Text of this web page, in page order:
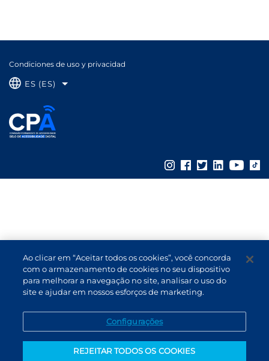
Condiciones de uso y privacidad
ES (ES)
Ao clicar em “Aceitar todos os cookies”, você concorda
com o armazenamento de cookies no seu dispositivo
para melhorar a navegação no site, analisar o uso do
site e ajudar em nossos esforços de marketing.
Configurações
REJEITAR TODOS OS COOKIES